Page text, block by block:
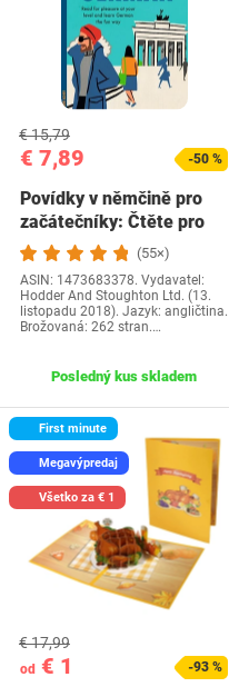
€ 7,89
€ 15,79
-50 %
Povídky v němčině pro
začátečníky: Čtěte pro
radost na své…(55×)
ASIN: 1473683378. Vydavatel:
Hodder And Stoughton Ltd. (13.
listopadu 2018). Jazyk: angličtina.
Brožovaná: 262 stran.…
Posledný kus skladem
First minute
Megavýpredaj
Všetko za € 1
od € 1
€ 17,99
-93 %